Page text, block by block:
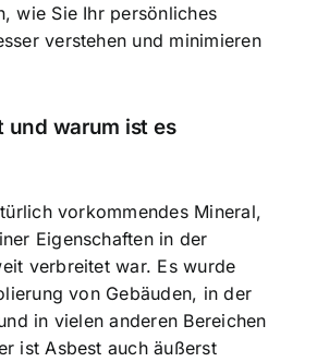
wie Sie Ihr persönliches
verstehen und minimieren
und warum ist es
vorkommendes Mineral,
Eigenschaften in der
verbreitet war. Es wurde
von Gebäuden, in der
in vielen anderen Bereichen
ist Asbest auch äußerst